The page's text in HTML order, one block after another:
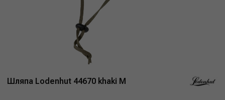
Шляпа Lodenhut 44670 khaki M